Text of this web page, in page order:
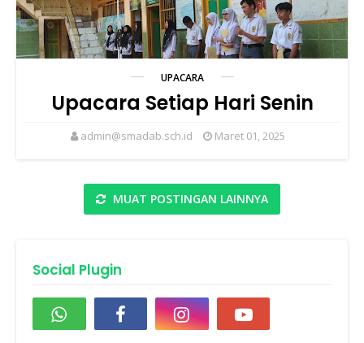
UPACARA
Upacara Setiap Hari Senin
admin@smadab.sch.id Maret 01, 2025
MUAT POSTINGAN LAINNYA
Social Plugin